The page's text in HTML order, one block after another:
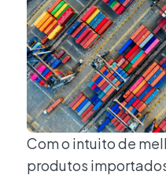
Com o intuito de
produtos